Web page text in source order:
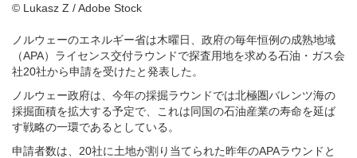
© Lukasz Z / Adobe Stock
ノルウェーのエネルギー省は木曜日、政府の毎年恒例の成熟地域
（APA）ライセンス交付ラウンドで探査用地を求める石油・ガス会
社20社から申請を受けたと発表した。
ノルウェー政府は、今年の採掘ラウンドでは北極圏バレンツ海の
採掘面積を拡大する予定で、これは同国の石油産業の寿命を延ば
す戦略の一環であるとしている。
申請者数は、20社に土地が割り当てられた昨年のAPAラウンドと